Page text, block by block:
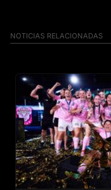
NOTICIAS RELACIONADAS